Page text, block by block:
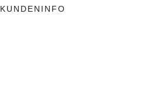
KUNDENINFO